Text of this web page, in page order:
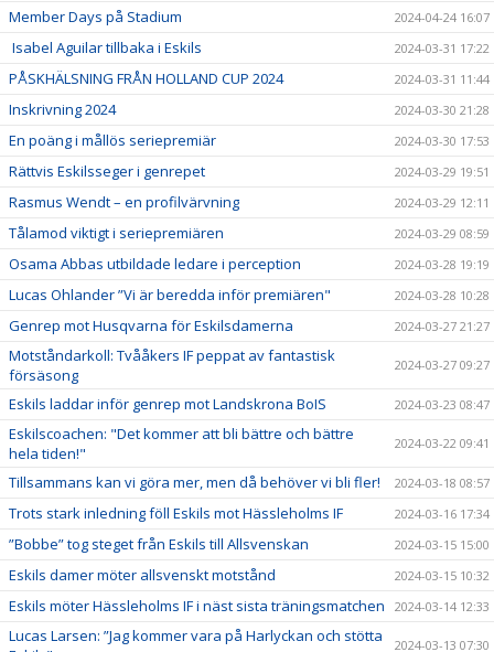
Member Days på Stadium 2024-04-24 16:07
Isabel Aguilar tillbaka i Eskils 2024-03-31 17:22
PÅSKHÄLSNING FRÅN HOLLAND CUP 2024 2024-03-31 11:44
Inskrivning 2024 2024-03-30 21:28
En poäng i mållös seriepremiär 2024-03-30 17:53
Rättvis Eskilsseger i genrepet 2024-03-29 19:51
Rasmus Wendt – en profilvärvning 2024-03-29 12:11
Tålamod viktigt i seriepremiären 2024-03-29 08:59
Osama Abbas utbildade ledare i perception 2024-03-28 19:19
Lucas Ohlander ”Vi är beredda inför premiären" 2024-03-28 10:28
Genrep mot Husqvarna för Eskilsdamerna 2024-03-27 21:27
Motståndarkoll: Tvååkers IF peppat av fantastisk
försäsong
2024-03-27 09:27
Eskils laddar inför genrep mot Landskrona BoIS 2024-03-23 08:47
Eskilscoachen: "Det kommer att bli bättre och bättre
hela tiden!"
2024-03-22 09:41
Tillsammans kan vi göra mer, men då behöver vi bli fler! 2024-03-18 08:57
Trots stark inledning föll Eskils mot Hässleholms IF 2024-03-16 17:34
”Bobbe” tog steget från Eskils till Allsvenskan 2024-03-15 15:00
Eskils damer möter allsvenskt motstånd 2024-03-15 10:32
Eskils möter Hässleholms IF i näst sista träningsmatchen 2024-03-14 12:33
Lucas Larsen: ”Jag kommer vara på Harlyckan och stötta
2024-03-13 07:30